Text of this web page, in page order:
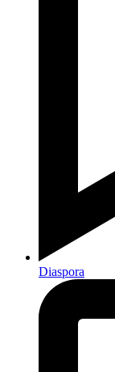
Diaspora